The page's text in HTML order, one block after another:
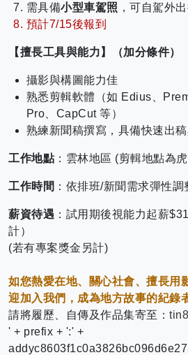
需具備小型車駕照 ，可自駕外
預計7/15後報到
【擅長工具與能力】（加分條件）
攝影與構圖能力佳
熟悉剪輯軟體（如 Edius、
Pro、CapCut 等）
熟練新聞稿撰寫，具備快速出
工作地點：雲林地區 (剪輯地點為
工作時間 ：依排班/新聞需求彈性調
薪資待遇 ：試用期後視能力起薪
計）
(若有專案獎金另計)
如您熱愛在地、關心社會、擅長用
迎加入我們，成為地方故事的紀錄
請將履歷、自傳及作品集寄至：
' + prefix + ':' +